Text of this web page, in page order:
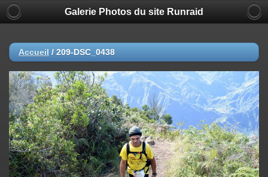
Galerie Photos du site Runraid
Accueil / 209-DSC_0438